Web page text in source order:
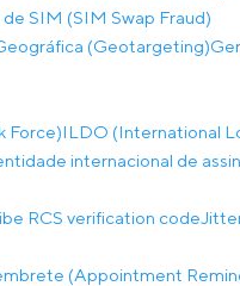
SIM (SIM Swap Fraud)
(Geotargeting)
Force)ILDO (International
internacional de
RCS verification code
(Appointment